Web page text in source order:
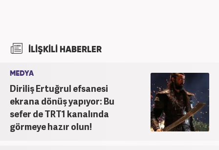
İLİŞKİLİ HABERLER
MEDYA
Diriliş Ertuğrul efsanesi
ekrana dönüş yapıyor: Bu
sefer de TRT1 kanalında
görmeye hazır olun!